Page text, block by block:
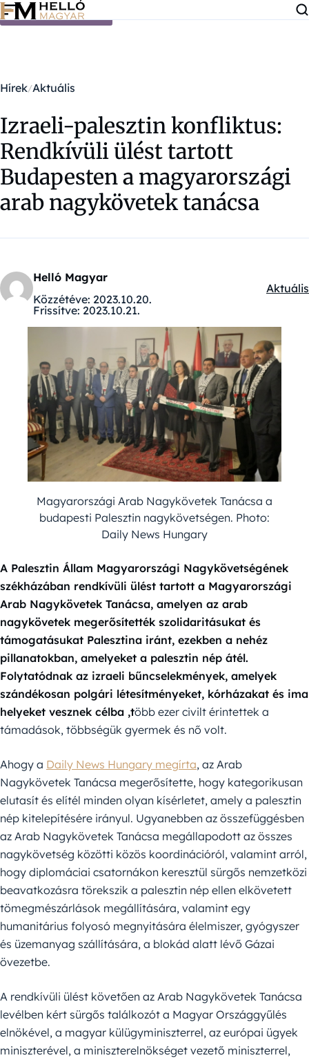
Ugrás a tartalomra
Hírek Aktuális
Izraeli-palesztin konfliktus:
Rendkívüli ülést tartott
Budapesten a magyarországi
arab nagykövetek tanácsa
Helló Magyar
Közzétéve: 2023.10.20.
Frissítve: 2023.10.21.
Aktuális
Magyarországi Arab Nagykövetek Tanácsa a
budapesti Palesztin nagykövetségen. Photo:
Daily News Hungary
A Palesztin Állam Magyarországi Nagykövetségének
székházában rendkívüli ülést tartott a Magyarországi
Arab Nagykövetek Tanácsa, amelyen az arab
nagykövetek megerősítették szolidaritásukat és
támogatásukat Palesztina iránt, ezekben a nehéz
pillanatokban, amelyeket a palesztin nép átél.
Folytatódnak az izraeli bűncselekmények, amelyek
szándékosan polgári létesítményeket, kórházakat és ima
helyeket vesznek célba ,több ezer civilt érintettek a
támadások, többségük gyermek és nő volt.
Ahogy a Daily News Hungary megírta, az Arab
Nagykövetek Tanácsa megerősítette, hogy kategorikusan
elutasít és elítél minden olyan kísérletet, amely a palesztin
nép kitelepítésére irányul. Ugyanebben az összefüggésben
az Arab Nagykövetek Tanácsa megállapodott az összes
nagykövetség közötti közös koordinációról, valamint arról,
hogy diplomáciai csatornákon keresztül sürgős nemzetközi
beavatkozásra törekszik a palesztin nép ellen elkövetett
tömegmészárlások megállítására, valamint egy
humanitárius folyosó megnyitására élelmiszer, gyógyszer
és üzemanyag szállítására, a blokád alatt lévő Gázai
övezetbe.
A rendkívüli ülést követően az Arab Nagykövetek Tanácsa
levélben kért sürgős találkozót a Magyar Országgyűlés
elnökével, a magyar külügyminiszterrel, az európai ügyek
miniszterével, a miniszterelnökséget vezető miniszterrel,